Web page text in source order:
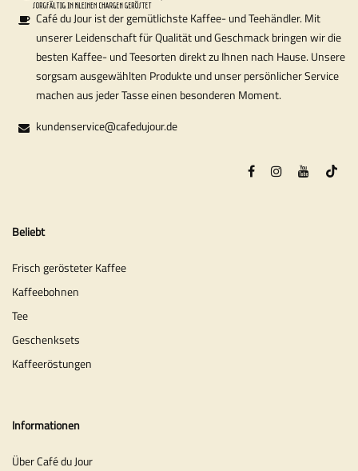
Café du Jour ist der gemütlichste Kaffee- und Teehändler. Mit
unserer Leidenschaft für Qualität und Geschmack bringen wir die
besten Kaffee- und Teesorten direkt zu Ihnen nach Hause. Unsere
sorgsam ausgewählten Produkte und unser persönlicher Service
machen aus jeder Tasse einen besonderen Moment.
kundenservice@cafedujour.de
Beliebt
Frisch gerösteter Kaffee
Kaffeebohnen
Tee
Geschenksets
Kaffeeröstungen
Informationen
Über Café du Jour